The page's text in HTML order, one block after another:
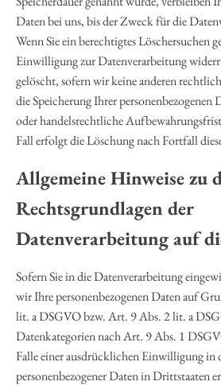
Daten bei uns, bis der Zweck für die
Wenn Sie ein berechtigtes Löschersuchen
Einwilligung zur Datenverarbeitung
gelöscht, sofern wir keine anderen
die Speicherung Ihrer personenbezogenen
oder handelsrechtliche
Fall erfolgt die Löschung nach Fortfall
Allgemeine Hinweise zu
Rechtsgrundlagen der
Datenverarbeitung auf
Sofern Sie in die Datenverarbeitung
wir Ihre personenbezogenen Daten auf
lit. a DSGVO bzw. Art. 9 Abs. 2 lit. a
Datenkategorien nach Art. 9 Abs. 1
Falle einer ausdrücklichen Einwilligung in
personenbezogener Daten in Drittstaaten